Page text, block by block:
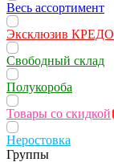
Весь ассортимент
Эксклюзив КРЕДО
Свободный склад
Полукороба
Товары со скидкой
Неростовка
Группы